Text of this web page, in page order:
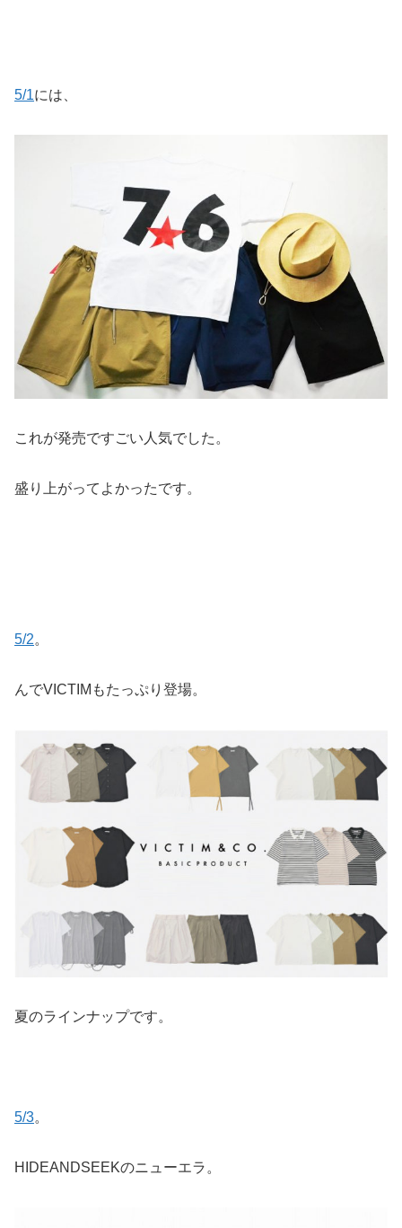
5/1には、
これが発売ですごい人気でした。
盛り上がってよかったです。
5/2。
んでVICTIMもたっぷり登場。
夏のラインナップです。
5/3。
HIDEANDSEEKのニューエラ。